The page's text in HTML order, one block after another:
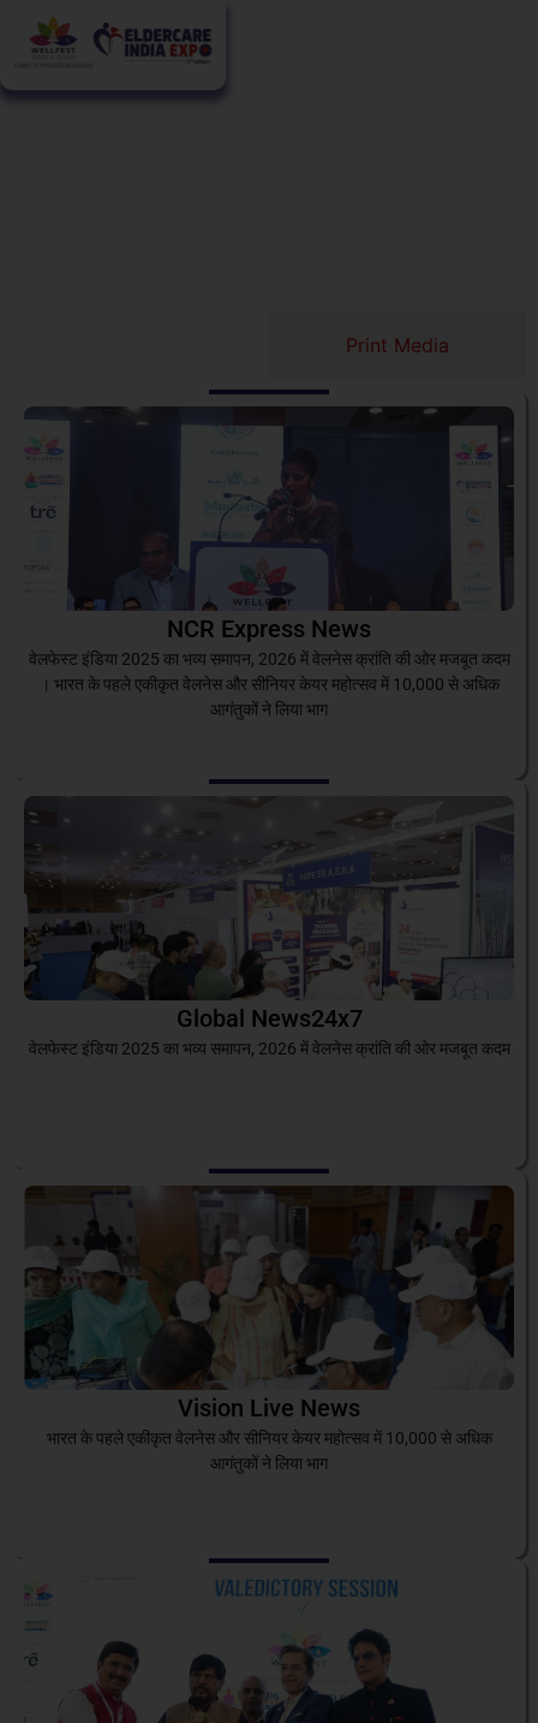
Print Media
NCR Express News
वेलफेस्ट इंडिया 2025 का भव्य समापन, 2026 में वेलनेस क्रांति की ओर मजबूत कदम
। भारत के पहले एकीकृत वेलनेस और सीनियर केयर महोत्सव में 10,000 से अधिक
आगंतुकों ने लिया भाग
Global News24x7
वेलफेस्ट इंडिया 2025 का भव्य समापन, 2026 में वेलनेस क्रांति की ओर मजबूत कदम
Vision Live News
भारत के पहले एकीकृत वेलनेस और सीनियर केयर महोत्सव में 10,000 से अधिक
आगंतुकों ने लिया भाग